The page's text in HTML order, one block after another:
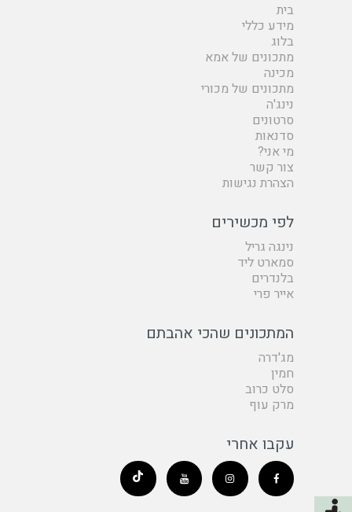
בית
מידע כללי
בלוג
מתכונים של אמא
מכינה
מתכונים של מכורי
נינג'ה
סרטונים
סדנאות
מי אני?
צור קשר
הצהרת נגישות
לפי מכשירים
נינגה גריל
סמארט ליד
בלנדרים
אייר פרי
המתכונים שהכי אהבתם
מג'דרה
חמין
סלט כרוב
מרק עוף
עקבו אחרי